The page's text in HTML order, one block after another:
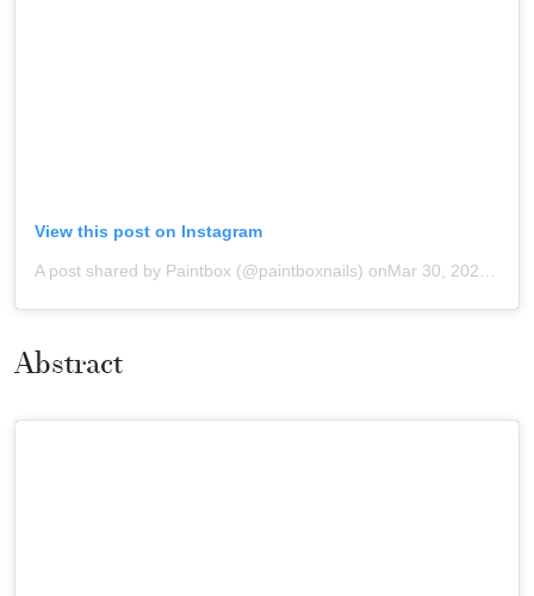
View this post on Instagram
A post shared by Paintbox (@paintboxnails) onMar 30, 2020 at 5:29pm PDT
Abstract